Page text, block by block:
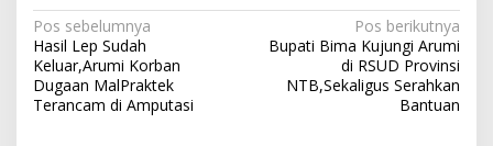
Navigasi
pos
Pos sebelumnya
Hasil Lep Sudah
Keluar,Arumi Korban
Dugaan MalPraktek
Terancam di Amputasi
Pos berikutnya
Bupati Bima Kujungi Arumi
di RSUD Provinsi
NTB,Sekaligus Serahkan
Bantuan